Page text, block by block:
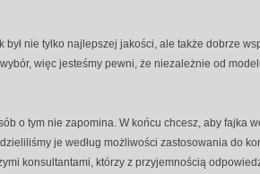
nie tylko najlepszej jakości, ale także dobrze
więc jesteśmy pewni, że niezależnie od
o tym nie zapomina. W końcu chcesz, aby fajka
je według możliwości zastosowania do
konsultantami, którzy z przyjemnością